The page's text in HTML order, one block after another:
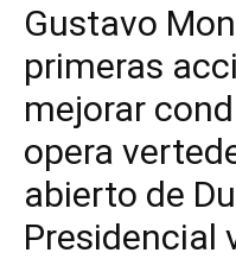
Gustavo
primeras
mejorar
opera
abierto de
Presidencial